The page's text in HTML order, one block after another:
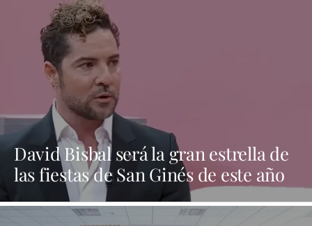
David Bisbal será la gran estrella de
las fiestas de San Ginés de este año